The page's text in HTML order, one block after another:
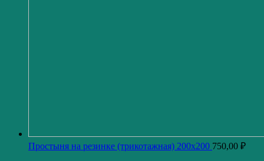
Простыня на резинке (трикотажная) 200x200 750,00 ₽